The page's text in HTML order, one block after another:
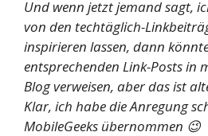
Und wenn jetzt jemand sagt,
von den techtäglich-
inspirieren lassen, dann
entsprechenden Link-Posts in
Blog verweisen, aber das ist
Klar, ich habe die Anregung
MobileGeeks übernommen 😉